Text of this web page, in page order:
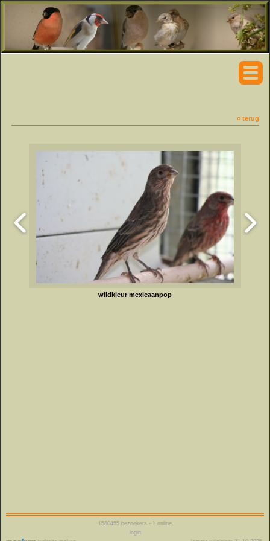
« terug
wildkleur mexicaanpop
1580455 bezoekers - 1 online
login